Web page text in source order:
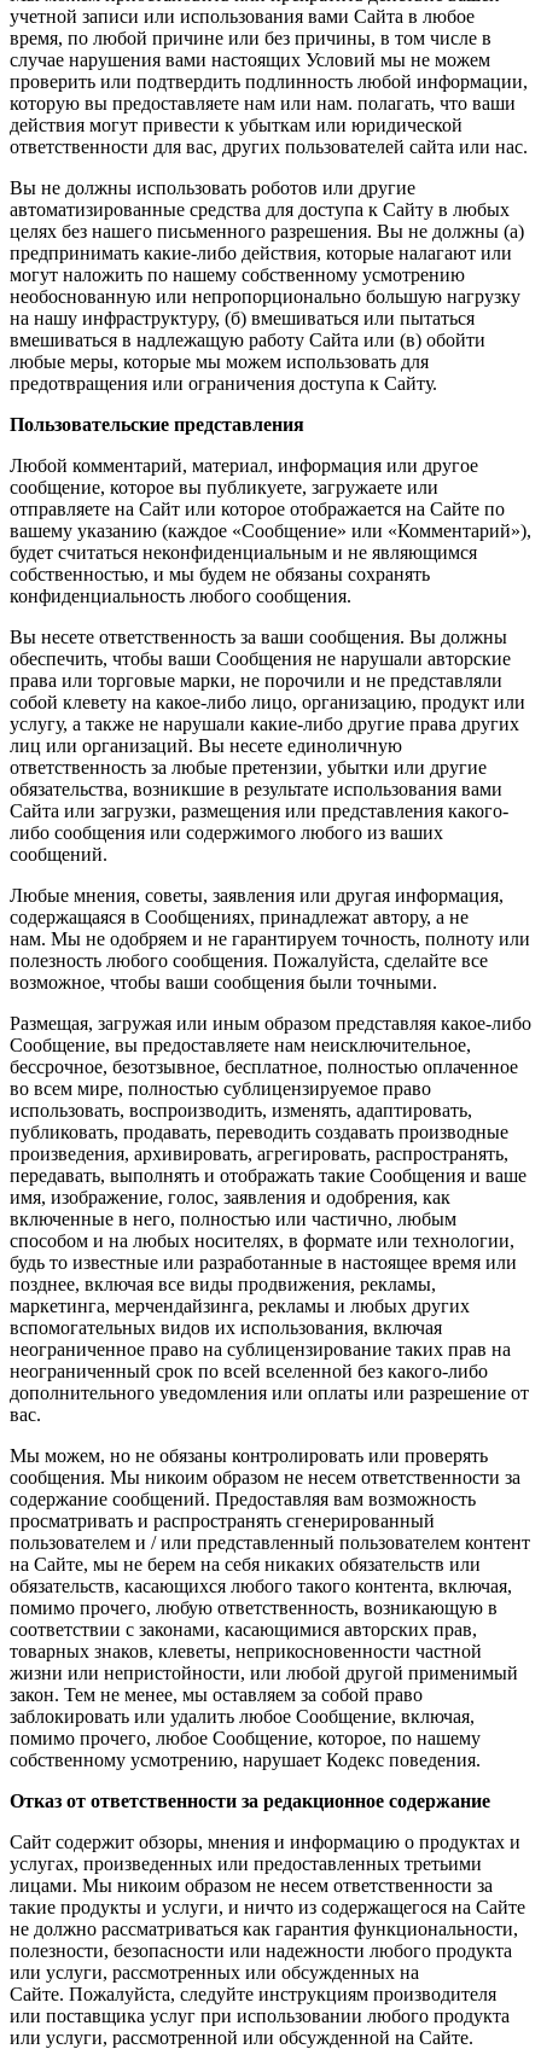
учетной записи или использования вами Сайта в любое
время, по любой причине или без причины, в том числе в
случае нарушения вами настоящих Условий мы не можем
проверить или подтвердить подлинность любой информации,
которую вы предоставляете нам или нам. полагать, что ваши
действия могут привести к убыткам или юридической
ответственности для вас, других пользователей сайта или нас.
Вы не должны использовать роботов или другие
автоматизированные средства для доступа к Сайту в любых
целях без нашего письменного разрешения. Вы не должны (а)
предпринимать какие-либо действия, которые налагают или
могут наложить по нашему собственному усмотрению
необоснованную или непропорционально большую нагрузку
на нашу инфраструктуру, (б) вмешиваться или пытаться
вмешиваться в надлежащую работу Сайта или (в) обойти
любые меры, которые мы можем использовать для
предотвращения или ограничения доступа к Сайту.
Пользовательские представления
Любой комментарий, материал, информация или другое
сообщение, которое вы публикуете, загружаете или
отправляете на Сайт или которое отображается на Сайте по
вашему указанию (каждое «Сообщение» или «Комментарий»),
будет считаться неконфиденциальным и не являющимся
собственностью, и мы будем не обязаны сохранять
конфиденциальность любого сообщения.
Вы несете ответственность за ваши сообщения. Вы должны
обеспечить, чтобы ваши Сообщения не нарушали авторские
права или торговые марки, не порочили и не представляли
собой клевету на какое-либо лицо, организацию, продукт или
услугу, а также не нарушали какие-либо другие права других
лиц или организаций. Вы несете единоличную
ответственность за любые претензии, убытки или другие
обязательства, возникшие в результате использования вами
Сайта или загрузки, размещения или представления какого-
либо сообщения или содержимого любого из ваших
сообщений.
Любые мнения, советы, заявления или другая информация,
содержащаяся в Сообщениях, принадлежат автору, а не
нам. Мы не одобряем и не гарантируем точность, полноту или
полезность любого сообщения. Пожалуйста, сделайте все
возможное, чтобы ваши сообщения были точными.
Размещая, загружая или иным образом представляя какое-либо
Сообщение, вы предоставляете нам неисключительное,
бессрочное, безотзывное, бесплатное, полностью оплаченное
во всем мире, полностью сублицензируемое право
использовать, воспроизводить, изменять, адаптировать,
публиковать, продавать, переводить создавать производные
произведения, архивировать, агрегировать, распространять,
передавать, выполнять и отображать такие Сообщения и ваше
имя, изображение, голос, заявления и одобрения, как
включенные в него, полностью или частично, любым
способом и на любых носителях, в формате или технологии,
будь то известные или разработанные в настоящее время или
позднее, включая все виды продвижения, рекламы,
маркетинга, мерчендайзинга, рекламы и любых других
вспомогательных видов их использования, включая
неограниченное право на сублицензирование таких прав на
неограниченный срок по всей вселенной без какого-либо
дополнительного уведомления или оплаты или разрешение от
вас.
Мы можем, но не обязаны контролировать или проверять
сообщения. Мы никоим образом не несем ответственности за
содержание сообщений. Предоставляя вам возможность
просматривать и распространять сгенерированный
пользователем и / или представленный пользователем контент
на Сайте, мы не берем на себя никаких обязательств или
обязательств, касающихся любого такого контента, включая,
помимо прочего, любую ответственность, возникающую в
соответствии с законами, касающимися авторских прав,
товарных знаков, клеветы, неприкосновенности частной
жизни или непристойности, или любой другой применимый
закон. Тем не менее, мы оставляем за собой право
заблокировать или удалить любое Сообщение, включая,
помимо прочего, любое Сообщение, которое, по нашему
собственному усмотрению, нарушает Кодекс поведения.
Отказ от ответственности за редакционное содержание
Сайт содержит обзоры, мнения и информацию о продуктах и ​​
услугах, произведенных или предоставленных третьими
лицами. Мы никоим образом не несем ответственности за
такие продукты и услуги, и ничто из содержащегося на Сайте
не должно рассматриваться как гарантия функциональности,
полезности, безопасности или надежности любого продукта
или услуги, рассмотренных или обсужденных на
Сайте. Пожалуйста, следуйте инструкциям производителя
или поставщика услуг при использовании любого продукта
или услуги, рассмотренной или обсужденной на Сайте.